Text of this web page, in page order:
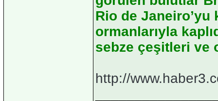
Rio de Janeiro’yu
ormanlarıyla
sebze çeşitleri ve
http://